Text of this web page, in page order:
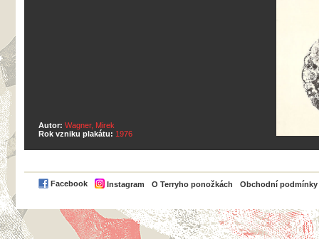
Autor: Wagner, Mirek
Rok vzniku plakátu: 1976
Facebook Instagram O Terryho ponožkách Obchodní podmínky
PayPal